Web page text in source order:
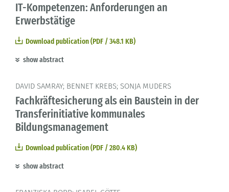
IT-Kompetenzen: Anforderungen an
Erwerbstätige
Download publication (PDF / 348.1 KB)
show abstract
DAVID SAMRAY; BENNET KREBS; SONJA MUDERS
Fachkräftesicherung als ein Baustein in der
Transferinitiative kommunales
Bildungsmanagement
Download publication (PDF / 280.4 KB)
show abstract